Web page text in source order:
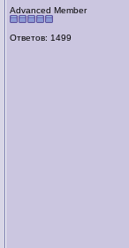
Advanced Member
Ответов: 1499